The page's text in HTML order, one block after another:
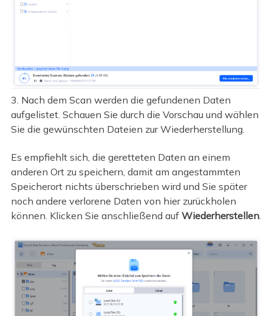
3. Nach dem Scan werden die gefundenen Daten
aufgelistet. Schauen Sie durch die Vorschau und wählen
Sie die gewünschten Dateien zur Wiederherstellung.
Es empfiehlt sich, die geretteten Daten an einem
anderen Ort zu speichern, damit am angestammten
Speicherort nichts überschrieben wird und Sie später
noch andere verlorene Daten von hier zurückholen
können. Klicken Sie anschließend auf Wiederherstellen.